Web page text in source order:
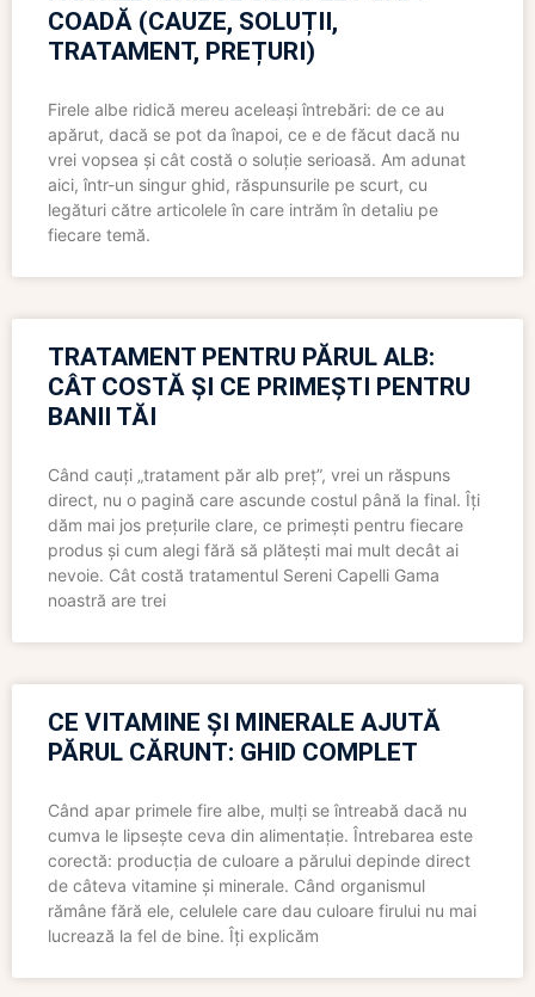
COADĂ (CAUZE, SOLUȚII,
TRATAMENT, PREȚURI)
Firele albe ridică mereu aceleași întrebări: de ce au
apărut, dacă se pot da înapoi, ce e de făcut dacă nu
vrei vopsea și cât costă o soluție serioasă. Am adunat
aici, într-un singur ghid, răspunsurile pe scurt, cu
legături către articolele în care intrăm în detaliu pe
fiecare temă.
TRATAMENT PENTRU PĂRUL ALB:
CÂT COSTĂ ȘI CE PRIMEȘTI PENTRU
BANII TĂI
Când cauți „tratament păr alb preț”, vrei un răspuns
direct, nu o pagină care ascunde costul până la final. Îți
dăm mai jos prețurile clare, ce primești pentru fiecare
produs și cum alegi fără să plătești mai mult decât ai
nevoie. Cât costă tratamentul Sereni Capelli Gama
noastră are trei
CE VITAMINE ȘI MINERALE AJUTĂ
PĂRUL CĂRUNT: GHID COMPLET
Când apar primele fire albe, mulți se întreabă dacă nu
cumva le lipsește ceva din alimentație. Întrebarea este
corectă: producția de culoare a părului depinde direct
de câteva vitamine și minerale. Când organismul
rămâne fără ele, celulele care dau culoare firului nu mai
lucrează la fel de bine. Îți explicăm